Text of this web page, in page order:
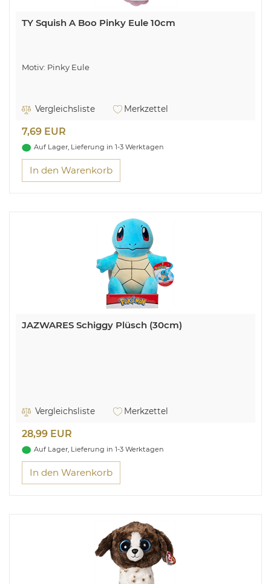
TY Squish A Boo Pinky Eule 10cm
Motiv: Pinky Eule
Vergleichsliste Merkzettel
7,69 EUR
Auf Lager, Lieferung in 1-3 Werktagen
In den Warenkorb
JAZWARES Schiggy Plüsch (30cm)
Vergleichsliste Merkzettel
28,99 EUR
Auf Lager, Lieferung in 1-3 Werktagen
In den Warenkorb